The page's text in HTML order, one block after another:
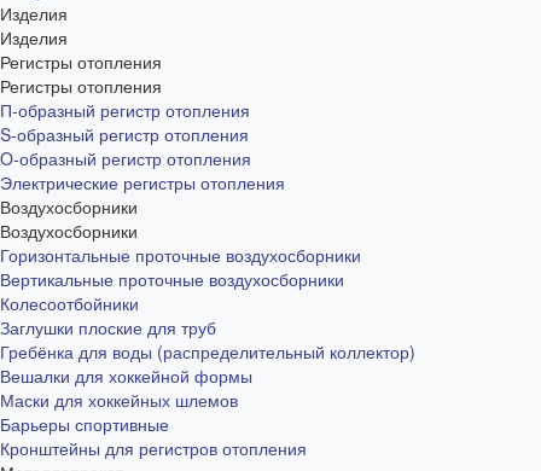
Изделия
Изделия
Регистры отопления
Регистры отопления
П-образный регистр отопления
S-образный регистр отопления
O-образный регистр отопления
Электрические регистры отопления
Воздухосборники
Воздухосборники
Горизонтальные проточные воздухосборники
Вертикальные проточные воздухосборники
Колесоотбойники
Заглушки плоские для труб
Гребёнка для воды (распределительный коллектор)
Вешалки для хоккейной формы
Маски для хоккейных шлемов
Барьеры спортивные
Кронштейны для регистров отопления